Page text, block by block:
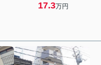
17.3万円